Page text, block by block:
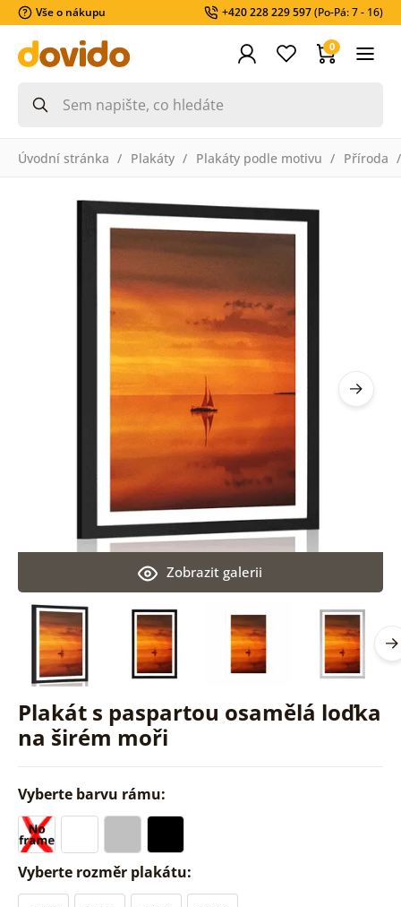
Vše o nákupu +420 228 229 597(Po-Pá: 7 - 16)
0
Úvodní stránka Plakáty Plakáty podle motivu Příroda
Plakát s paspartou osamělá loďka
na širém moři
Zobrazit galerii
Vyberte barvu rámu:
Vyberte rozměr plakátu: